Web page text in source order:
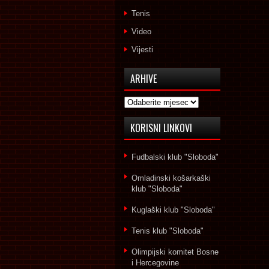
Tenis
Video
Vijesti
ARHIVE
Arhive
KORISNI LINKOVI
Fudbalski klub "Sloboda"
Omladinski košarkaški
klub "Sloboda"
Kuglaški klub "Sloboda"
Tenis klub "Sloboda"
Olimpijski komitet Bosne
i Hercegovine